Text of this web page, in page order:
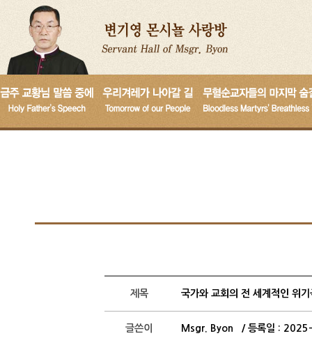
제목 국가와 교회의 전 세계적인 위
글쓴이 Msgr. Byon / 등록일 :